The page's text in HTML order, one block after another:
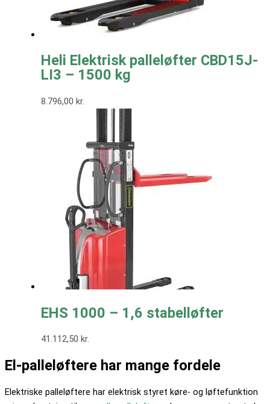
Heli Elektrisk palleløfter CBD15J-
LI3 – 1500 kg
8.796,00 kr.
EHS 1000 – 1,6 stabelløfter
41.112,50 kr.
El-palleløftere har mange fordele
Elektriske palleløftere har elektrisk styret køre- og løftefunktion